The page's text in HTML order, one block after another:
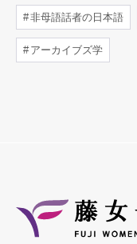
非母語話者の日本語
アーカイブズ学